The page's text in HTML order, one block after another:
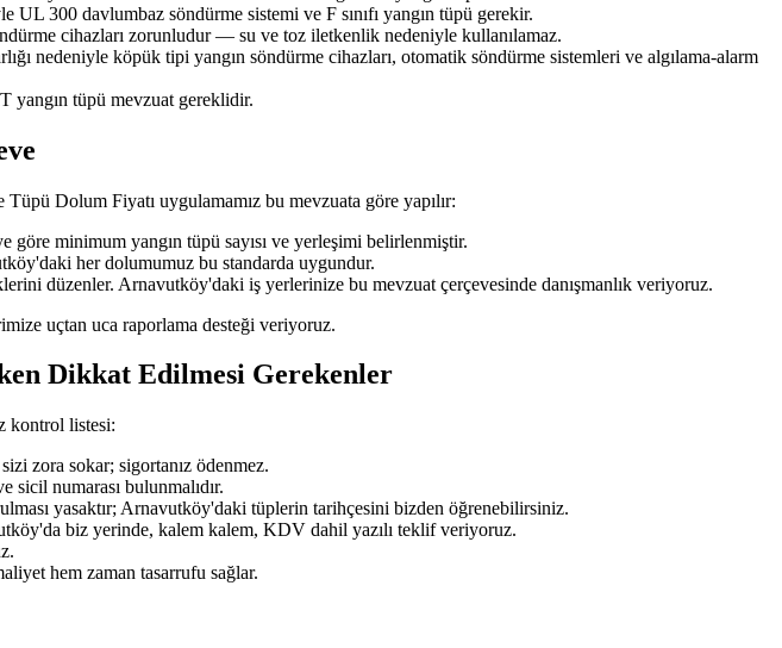
300 davlumbaz söndürme sistemi ve F sınıfı yangın tüpü gerekir.
cihazları zorunludur — su ve toz iletkenlik nedeniyle kullanılamaz.
nedeniyle köpük tipi yangın söndürme cihazları, otomatik söndürme sistemleri ve algılama-alarm
yangın tüpü mevzuat gereklidir.
Dolum Fiyatı uygulamamız bu mevzuata göre yapılır:
göre minimum yangın tüpü sayısı ve yerleşimi belirlenmiştir.
her dolumumuz bu standarda uygundur.
düzenler. Arnavutköy'daki iş yerlerinize bu mevzuat çerçevesinde danışmanlık veriyoruz.
uçtan uca raporlama desteği veriyoruz.
Dikkat Edilmesi Gerekenler
kontrol listesi:
zora sokar; sigortanız ödenmez.
sicil numarası bulunmalıdır.
yasaktır; Arnavutköy'daki tüplerin tarihçesini bizden öğrenebilirsiniz.
biz yerinde, kalem kalem, KDV dahil yazılı teklif veriyoruz.
hem zaman tasarrufu sağlar.